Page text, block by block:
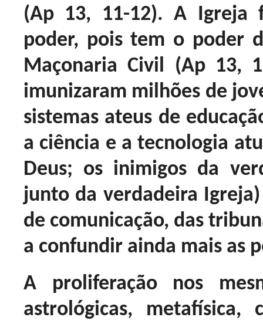
(Ap 13, 11-12). A Igreja
poder, pois tem o poder
Maçonaria Civil (Ap 13,
imunizaram milhões de
sistemas ateus de
a ciência e a tecnologia
Deus; os inimigos da
junto da verdadeira
de comunicação, das
a confundir ainda mais as
A proliferação nos
astrológicas, metafísica,